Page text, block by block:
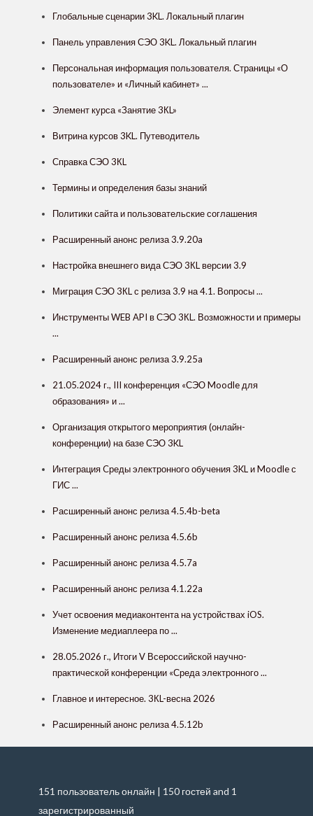
Глобальные сценарии 3KL. Локальный плагин
Панель управления СЭО 3KL. Локальный плагин
Персональная информация пользователя. Страницы «О
пользователе» и «Личный кабинет» ...
Элемент курса «Занятие 3КL»
Витрина курсов 3KL. Путеводитель
Справка СЭО 3КL
Термины и определения базы знаний
Политики сайта и пользовательские соглашения
Расширенный анонс релиза 3.9.20a
Настройка внешнего вида СЭО 3КL версии 3.9
Миграция СЭО 3КL с релиза 3.9 на 4.1. Вопросы ...
Инструменты WEB API в СЭО 3КL. Возможности и примеры
...
Расширенный анонс релиза 3.9.25a
21.05.2024 г., III конференция «СЭО Moodle для
образования» и ...
Организация открытого мероприятия (онлайн-
конференции) на базе СЭО 3KL
Интеграция Cреды электронного обучения 3KL и Moodle с
ГИС ...
Расширенный анонс релиза 4.5.4b-beta
Расширенный анонс релиза 4.5.6b
Расширенный анонс релиза 4.5.7a
Расширенный анонс релиза 4.1.22a
Учет освоения медиаконтента на устройствах iOS.
Изменение медиаплеера по ...
28.05.2026 г., Итоги V Всероссийской научно-
практической конференции «Среда электронного ...
Главное и интересное. 3КL-весна 2026
Расширенный анонс релиза 4.5.12b
151 пользователь онлайн | 150 гостей and 1
зарегистрированный